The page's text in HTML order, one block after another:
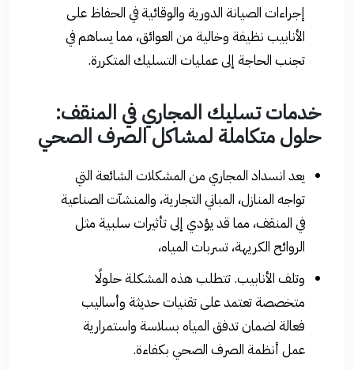
إجراءات الصيانة الدورية والوقائية في الحفاظ على
الأنابيب نظيفة وخالية من العوائق، مما يساهم في
تجنب الحاجة إلى عمليات التسليك المتكررة.
خدمات تسليك المجاري في المنقف:
حلول متكاملة لمشاكل الصرف الصحي
يعد انسداد المجاري من المشكلات الشائعة التي
تواجه المنازل، المباني التجارية، والمنشآت الصناعية
في المنقف، مما قد يؤدي إلى تأثيرات سلبية مثل
الروائح الكريهة، تسربات المياه،
وتلف الأنابيب. تتطلب هذه المشكلة حلولًا
متخصصة تعتمد على تقنيات حديثة وأساليب
فعالة لضمان تدفق المياه بسلاسة واستمرارية
عمل أنظمة الصرف الصحي بكفاءة.